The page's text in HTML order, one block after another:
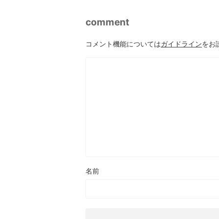
comment
コメント機能についてはガイドラインをお
名前